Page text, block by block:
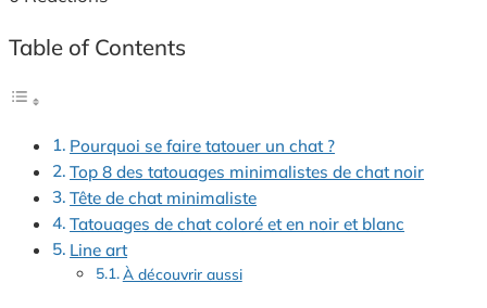
Table of Contents
Pourquoi se faire tatouer un chat ?
Top 8 des tatouages minimalistes de chat noir
Tête de chat minimaliste
Tatouages de chat coloré et en noir et blanc
Line art
À découvrir aussi